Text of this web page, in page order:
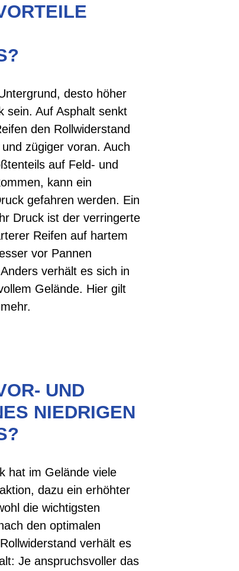
desto höher
sein. Auf Asphalt senkt
den Rollwiderstand
zügiger voran. Auch
auf Feld- und
kann ein
gefahren werden. Ein
Druck ist der verringerte
Reifen auf hartem
vor Pannen
verhält es sich in
Gelände. Hier gilt
UND
NIEDRIGEN
hat im Gelände viele
dazu ein erhöhter
die wichtigsten
den optimalen
verhält es
Je anspruchsvoller das